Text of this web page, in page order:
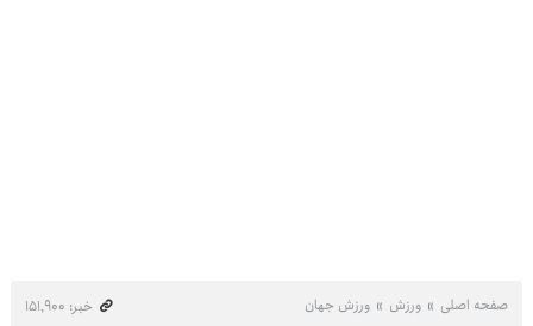
صفحه اصلی ورزش ورزش جهان
خبر: ۱۵۱٬۹۰۰